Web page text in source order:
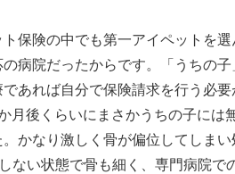
保険の中でも第一アイペットを
の病院だったからです。「うちの
であれば自分で保険請求を行う必
月後くらいにまさかうちの子には
。かなり激しく骨が偏位してしま
ない状態で骨も細く、専門病院